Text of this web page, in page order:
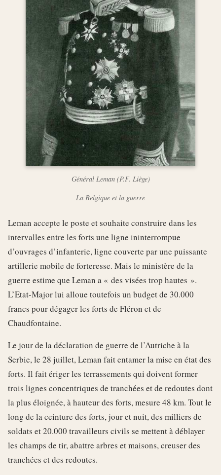
Général Leman (P.F. Liège)
La Belgique et la guerre
Leman accepte le poste et souhaite construire dans les
intervalles entre les forts une ligne ininterrompue
d’ouvrages d’infanterie, ligne couverte par une puissante
artillerie mobile de forteresse. Mais le ministère de la
guerre estime que Leman a « des visées trop hautes ».
L’Etat-Major lui alloue toutefois un budget de 30.000
francs pour dégager les forts de Fléron et de
Chaudfontaine.
Le jour de la déclaration de guerre de l’Autriche à la
Serbie, le 28 juillet, Leman fait entamer la mise en état des
forts. Il fait ériger les terrassements qui doivent former
trois lignes concentriques de tranchées et de redoutes dont
la plus éloignée, à hauteur des forts, mesure 48 km. Tout le
long de la ceinture des forts, jour et nuit, des milliers de
soldats et 20.000 travailleurs civils se mettent à déblayer
les champs de tir, abattre arbres et maisons, creuser des
tranchées et des redoutes.